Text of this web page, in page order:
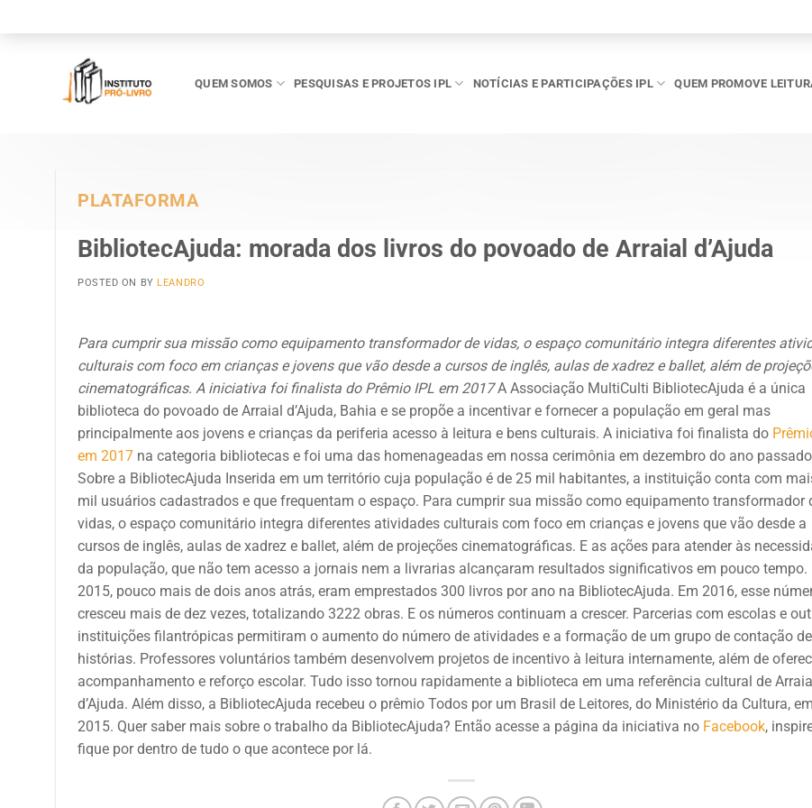
QUEM SOMOS PESQUISAS E PROJETOS IPL NOTÍCIAS E PARTICIPAÇÕES IPL QUEM PROMOVE
PLATAFORMA
BibliotecAjuda: morada dos livros do povoado de Arraial d’Ajuda
POSTED ON BY LEANDRO
Para cumprir sua missão como equipamento transformador de vidas, o espaço comunitário integra diferentes
culturais com foco em crianças e jovens que vão desde a cursos de inglês, aulas de xadrez e ballet, além de
cinematográficas. A iniciativa foi finalista do Prêmio IPL em 2017 A Associação MultiCulti BibliotecAjuda é a única
biblioteca do povoado de Arraial d’Ajuda, Bahia e se propõe a incentivar e fornecer a população em geral mas
principalmente aos jovens e crianças da periferia acesso à leitura e bens culturais. A iniciativa foi finalista do
em 2017 na categoria bibliotecas e foi uma das homenageadas em nossa cerimônia em dezembro do ano
Sobre a BibliotecAjuda Inserida em um território cuja população é de 25 mil habitantes, a instituição conta com
mil usuários cadastrados e que frequentam o espaço. Para cumprir sua missão como equipamento transformador
vidas, o espaço comunitário integra diferentes atividades culturais com foco em crianças e jovens que vão desde a
cursos de inglês, aulas de xadrez e ballet, além de projeções cinematográficas. E as ações para atender às
da população, que não tem acesso a jornais nem a livrarias alcançaram resultados significativos em pouco tempo.
2015, pouco mais de dois anos atrás, eram emprestados 300 livros por ano na BibliotecAjuda. Em 2016, esse
cresceu mais de dez vezes, totalizando 3222 obras. E os números continuam a crescer. Parcerias com escolas e
instituições filantrópicas permitiram o aumento do número de atividades e a formação de um grupo de contação de
histórias. Professores voluntários também desenvolvem projetos de incentivo à leitura internamente, além de
acompanhamento e reforço escolar. Tudo isso tornou rapidamente a biblioteca em uma referência cultural de Arraial
d’Ajuda. Além disso, a BibliotecAjuda recebeu o prêmio Todos por um Brasil de Leitores, do Ministério da Cultura, em
2015. Quer saber mais sobre o trabalho da BibliotecAjuda? Então acesse a página da iniciativa no Facebook,
fique por dentro de tudo o que acontece por lá.